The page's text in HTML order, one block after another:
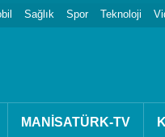
Sağlık Spor Teknoloji
MANİSATÜRK-TV